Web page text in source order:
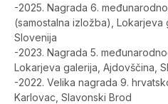
-2025. Nagrada 6.
(samostalna izložba), Lokarjeva
Slovenija
-2023. Nagrada 5.
Lokarjeva galerija, Ajdovščina,
-2022. Velika nagrada 9.
Karlovac, Slavonski Brod